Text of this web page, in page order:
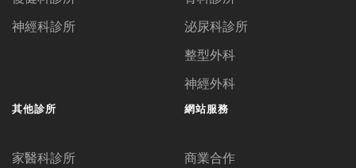
神經科診所
泌尿科診所
整型外科
神經外科
其他診所
家醫科診所
網站服務
商業合作